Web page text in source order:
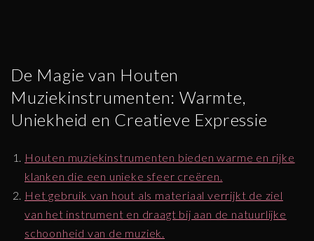
De Magie van Houten
Muziekinstrumenten: Warmte,
Uniekheid en Creatieve Expressie
Houten muziekinstrumenten bieden warme en rijke
klanken die een unieke sfeer creëren.
Het gebruik van hout als materiaal verrijkt de ziel
van het instrument en draagt bij aan de natuurlijke
schoonheid van de muziek.